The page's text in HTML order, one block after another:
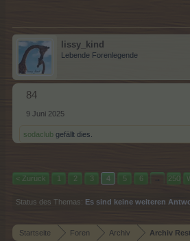
lissy_kind
Lebende Forenlegende
84
9 Juni 2025
sodaclub gefällt dies.
< Zurück 1 2 3 4 5 6 → 250
Status des Themas: Es sind keine weiteren
Startseite Foren Archiv Archiv Rest